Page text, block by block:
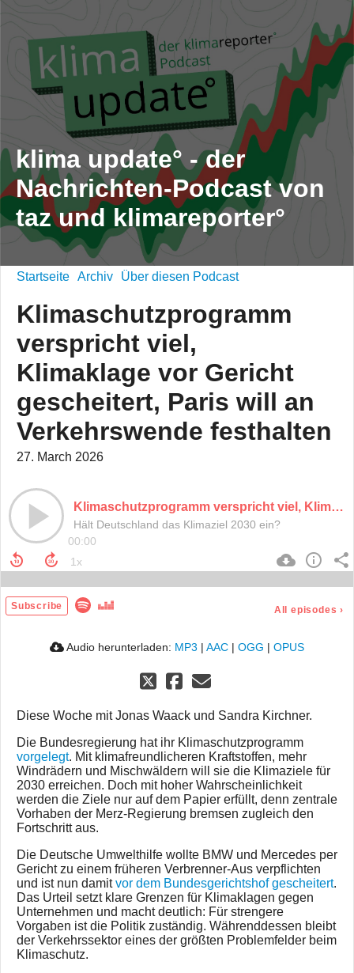
klima update° - der
Nachrichten-Podcast von
taz und klimareporter°
Startseite Archiv Über diesen Podcast
Klimaschutzprogramm
verspricht viel,
Klimaklage vor Gericht
gescheitert, Paris will an
Verkehrswende festhalten
27. March 2026
Klimaschutzprogramm verspricht viel, Klimaklage vor Gericht gescheitert, Paris will an Verkehrswende festhalten
Hält Deutschland das Klimaziel 2030 ein?
00:00
Subscribe All episodes ›
Audio herunterladen: MP3 | AAC | OGG | OPUS
Diese Woche mit Jonas Waack und Sandra Kirchner.
Die Bundesregierung hat ihr Klimaschutzprogramm
vorgelegt. Mit klimafreundlicheren Kraftstoffen, mehr
Windrädern und Mischwäldern will sie die Klimaziele für
2030 erreichen. Doch mit hoher Wahrscheinlichkeit
werden die Ziele nur auf dem Papier erfüllt, denn zentrale
Vorhaben der Merz-Regierung bremsen zugleich den
Fortschritt aus.
Die Deutsche Umwelthilfe wollte BMW und Mercedes per
Gericht zu einem früheren Verbrenner-Aus verpflichten
und ist nun damitvor dem Bundesgerichtshof gescheitert.
Das Urteil setzt klare Grenzen für Klimaklagen gegen
Unternehmen und macht deutlich: Für strengere
Vorgaben ist die Politik zuständig. Währenddessen bleibt
der Verkehrssektor eines der größten Problemfelder beim
Klimaschutz.